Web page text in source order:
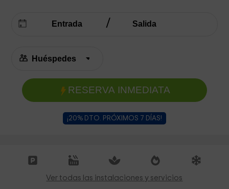
RESERVA INMEDIATA
¡20% DTO. PRÓXIMOS 7 DÍAS!
Ver todas las instalaciones y servicios